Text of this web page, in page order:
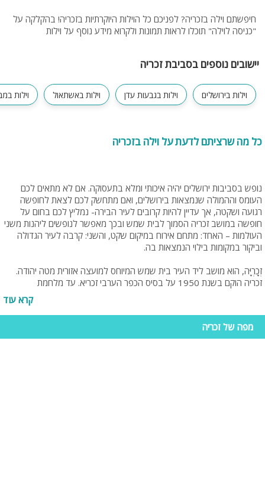
חיפשתם וילה בזכריה? לפניכם כל הוילות היוקרתיות בזכריה! בהקלקה על
"כניסה לוילה" תוכלו לראות תמונות ולקרוא מידע נוסף על וילות
יישובים נוספים בסביבת זכריה
וילות בירושלים וילות בגבעות עדן וילות באשתאול וילות
כל מה שרציתם לדעת על וילה בזכריה
נופש בסביבות ירושלים יהיה איכותי ומלא בתעסוקה. אם לא מתאים לכם
העומס וההמולה שנמצאות בירושלים, ואם מתחשק לכם לצאת לחופשה
רגועה ושקטה, אך עדיין להיות קרובים לעיר הבירה- נמליץ לכם בחום על
חופשה במושב זכריה הסמוך לבית שמש ובכך מאפשר לנופשים ליהנות משני
העולמות – האחד: מתחם אירוח במיקום שקט, והשני: קרבה לעיר הגדולה
וביקור במקומות בילוי הנמצאות בה.
זְכָרְיָּה, הוא מושב ליד העיר בית שמש המיוחס למועצה אזורית מטה יהודה.
זכריה הוקם בשנת 1950 על בסיס הכפר הערבי זכריא. עד מלחמת
העצמאות התגוררו במקום כ-1,200 תושבים שהתפרנסו בעיקר מחקלאות
וגידול בקר וצאן. לאחר 1948 הצטמצם מספר התושבים ל-200 בלבד.
בסוף שנת 1950 יושבו בכפר עולים מכורדיסטן מאזור ברזן שבעיראק. בלב
היישוב ניצב מבנה עתיק ומרשים של המסגד בעל הצריח. שמו של המושב
נקבע כזכריה על מנת לשמר את שם הכפר ששכן במקום.
קרא עוד
מפה של זכריה